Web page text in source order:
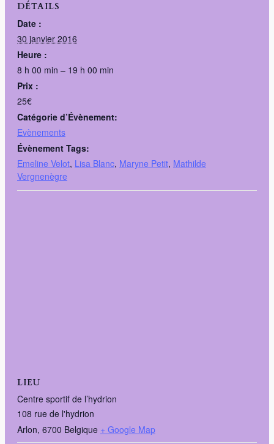
DÉTAILS
Date :
30 janvier 2016
Heure :
8 h 00 min – 19 h 00 min
Prix :
25€
Catégorie d’Évènement:
Evènements
Évènement Tags:
Emeline Velot, Lisa Blanc, Maryne Petit, Mathilde
Vergnenègre
LIEU
Centre sportif de l’hydrion
108 rue de l'hydrion
Arlon, 6700 Belgique + Google Map